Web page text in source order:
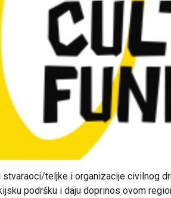
stvaraoci/teljke i organizacije civilnog
podršku i daju doprinos ovom